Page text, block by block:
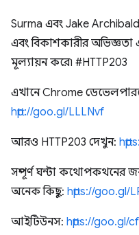
Surma এবং Jake
এবং বিকাশকারীর অভিজ্ঞতা
মূল্যায়ন করে৷ #HTTP203
এখানে Chrome
http://goo.gl/LLLNvf
আরও HTTP203 দেখুন:
সম্পূর্ণ ঘন্টা কথোপকথনের
অনেক কিছু: https://goo.gl/
আইটিউনস: https://goo.gl/